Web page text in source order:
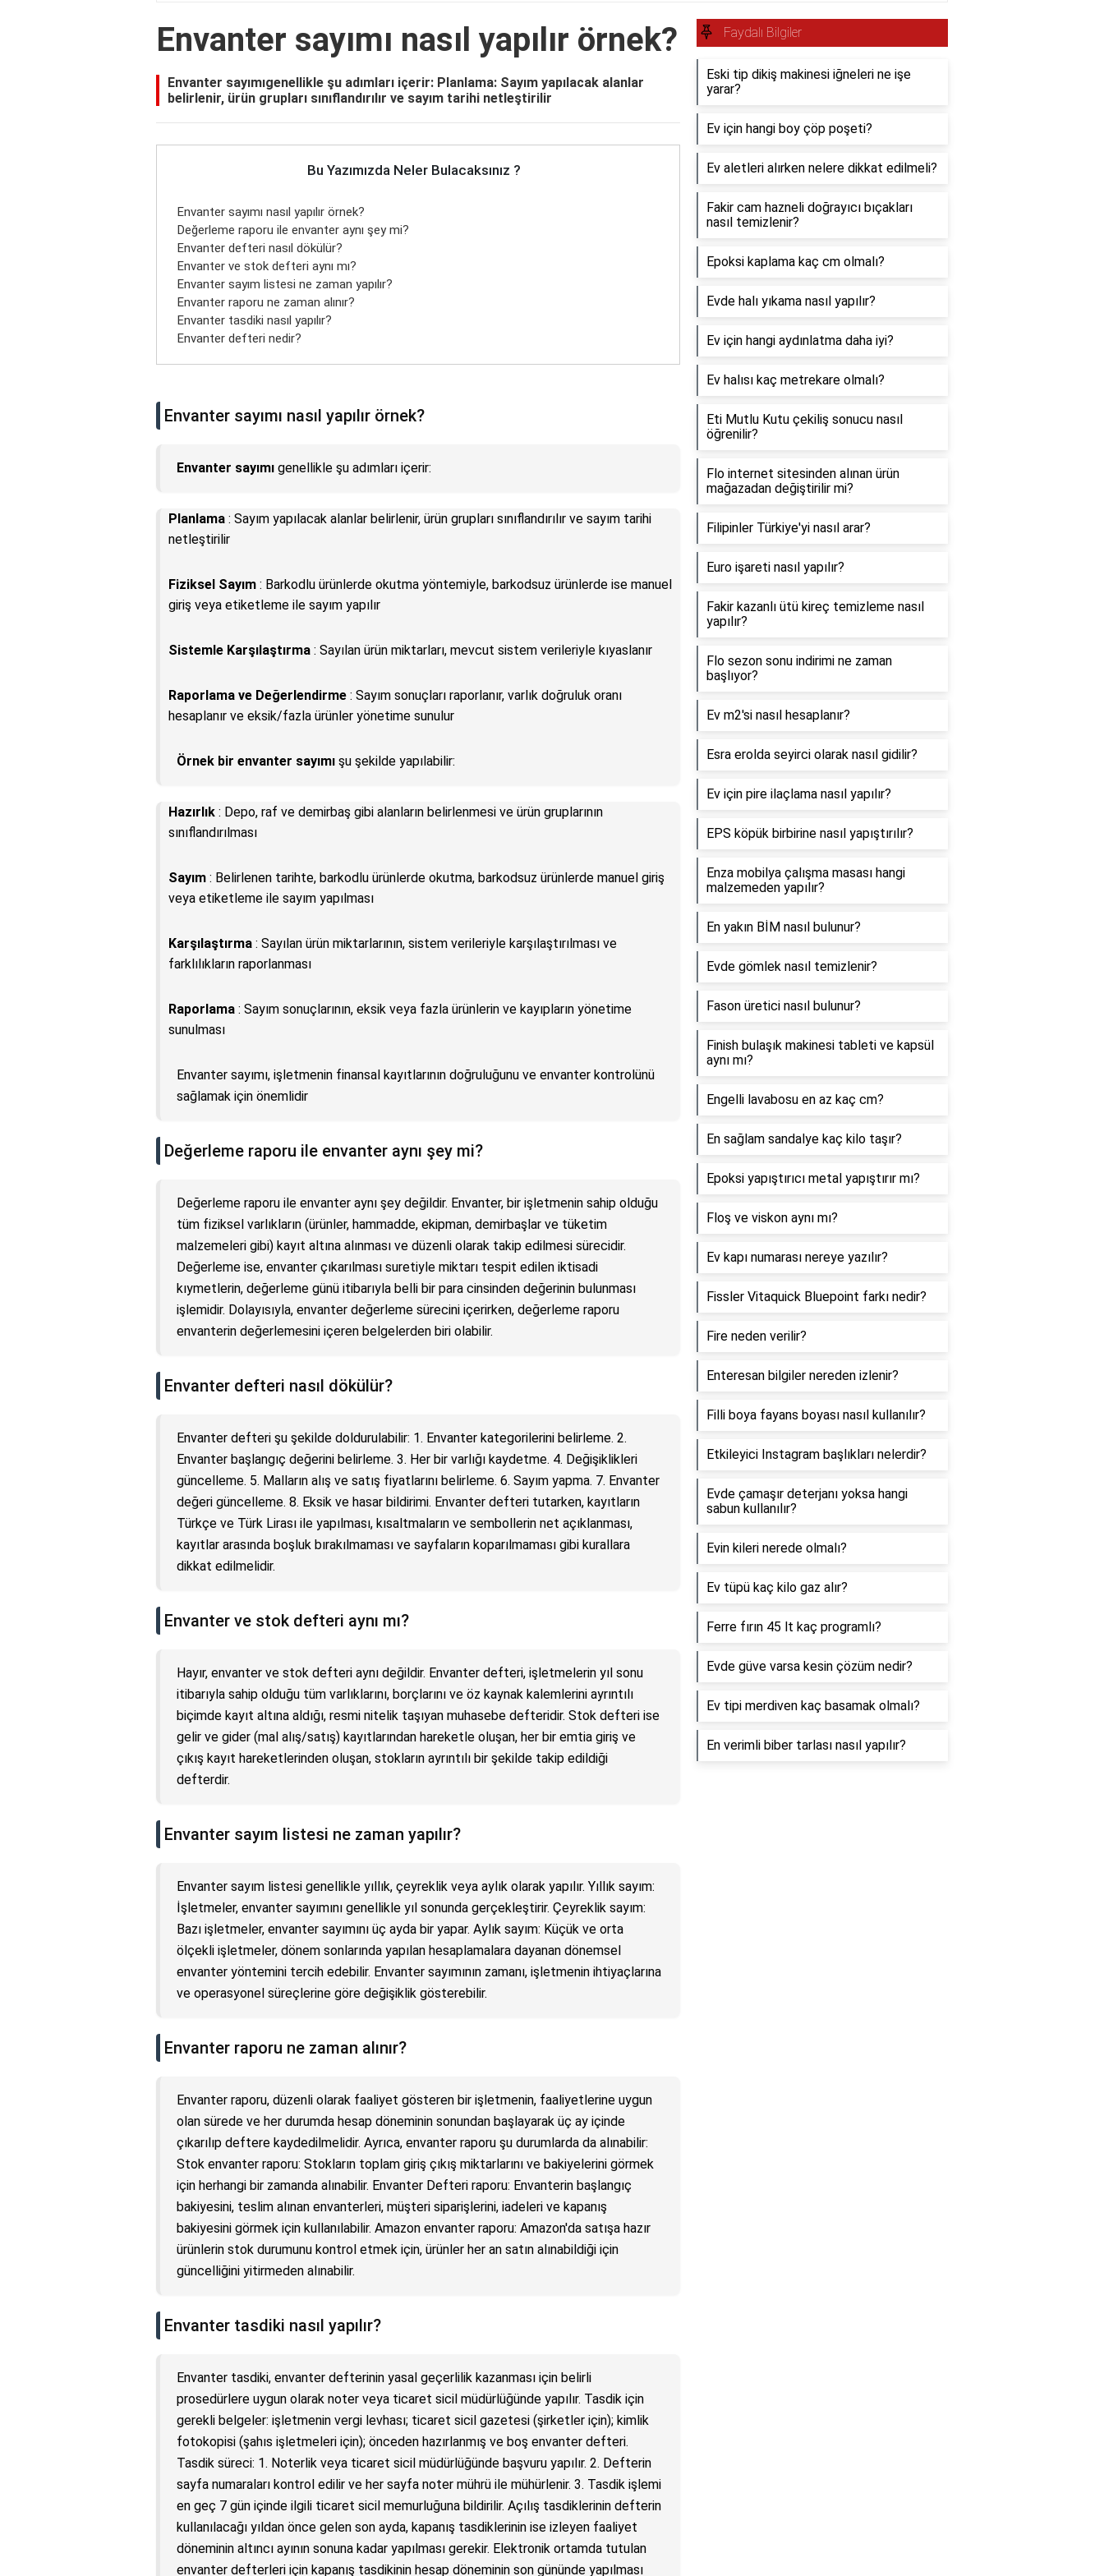
Envanter sayımı nasıl yapılır örnek?
Envanter sayımıgenellikle şu adımları içerir: Planlama: Sayım yapılacak alanlar
belirlenir, ürün grupları sınıflandırılır ve sayım tarihi netleştirilir
Bu Yazımızda Neler Bulacaksınız ?
Envanter sayımı nasıl yapılır örnek?
Değerleme raporu ile envanter aynı şey mi?
Envanter defteri nasıl dökülür?
Envanter ve stok defteri aynı mı?
Envanter sayım listesi ne zaman yapılır?
Envanter raporu ne zaman alınır?
Envanter tasdiki nasıl yapılır?
Envanter defteri nedir?
Envanter sayımı nasıl yapılır örnek?
Envanter sayımı genellikle şu adımları içerir:
Planlama : Sayım yapılacak alanlar belirlenir, ürün grupları sınıflandırılır ve sayım tarihi
netleştirilir
Fiziksel Sayım : Barkodlu ürünlerde okutma yöntemiyle, barkodsuz ürünlerde ise manuel
giriş veya etiketleme ile sayım yapılır
Sistemle Karşılaştırma : Sayılan ürün miktarları, mevcut sistem verileriyle kıyaslanır
Raporlama ve Değerlendirme : Sayım sonuçları raporlanır, varlık doğruluk oranı
hesaplanır ve eksik/fazla ürünler yönetime sunulur
Örnek bir envanter sayımı şu şekilde yapılabilir:
Hazırlık : Depo, raf ve demirbaş gibi alanların belirlenmesi ve ürün gruplarının
sınıflandırılması
Sayım : Belirlenen tarihte, barkodlu ürünlerde okutma, barkodsuz ürünlerde manuel giriş
veya etiketleme ile sayım yapılması
Karşılaştırma : Sayılan ürün miktarlarının, sistem verileriyle karşılaştırılması ve
farklılıkların raporlanması
Raporlama : Sayım sonuçlarının, eksik veya fazla ürünlerin ve kayıpların yönetime
sunulması
Envanter sayımı, işletmenin finansal kayıtlarının doğruluğunu ve envanter kontrolünü
sağlamak için önemlidir
Değerleme raporu ile envanter aynı şey mi?
Değerleme raporu ile envanter aynı şey değildir. Envanter, bir işletmenin sahip olduğu
tüm fiziksel varlıkların (ürünler, hammadde, ekipman, demirbaşlar ve tüketim
malzemeleri gibi) kayıt altına alınması ve düzenli olarak takip edilmesi sürecidir.
Değerleme ise, envanter çıkarılması suretiyle miktarı tespit edilen iktisadi
kıymetlerin, değerleme günü itibarıyla belli bir para cinsinden değerinin bulunması
işlemidir. Dolayısıyla, envanter değerleme sürecini içerirken, değerleme raporu
envanterin değerlemesini içeren belgelerden biri olabilir.
Envanter defteri nasıl dökülür?
Envanter defteri şu şekilde doldurulabilir: 1. Envanter kategorilerini belirleme. 2.
Envanter başlangıç değerini belirleme. 3. Her bir varlığı kaydetme. 4. Değişiklikleri
güncelleme. 5. Malların alış ve satış fiyatlarını belirleme. 6. Sayım yapma. 7. Envanter
değeri güncelleme. 8. Eksik ve hasar bildirimi. Envanter defteri tutarken, kayıtların
Türkçe ve Türk Lirası ile yapılması, kısaltmaların ve sembollerin net açıklanması,
kayıtlar arasında boşluk bırakılmaması ve sayfaların koparılmaması gibi kurallara
dikkat edilmelidir.
Envanter ve stok defteri aynı mı?
Hayır, envanter ve stok defteri aynı değildir. Envanter defteri, işletmelerin yıl sonu
itibarıyla sahip olduğu tüm varlıklarını, borçlarını ve öz kaynak kalemlerini ayrıntılı
biçimde kayıt altına aldığı, resmi nitelik taşıyan muhasebe defteridir. Stok defteri ise
gelir ve gider (mal alış/satış) kayıtlarından hareketle oluşan, her bir emtia giriş ve
çıkış kayıt hareketlerinden oluşan, stokların ayrıntılı bir şekilde takip edildiği
defterdir.
Envanter sayım listesi ne zaman yapılır?
Envanter sayım listesi genellikle yıllık, çeyreklik veya aylık olarak yapılır. Yıllık sayım:
İşletmeler, envanter sayımını genellikle yıl sonunda gerçekleştirir. Çeyreklik sayım:
Bazı işletmeler, envanter sayımını üç ayda bir yapar. Aylık sayım: Küçük ve orta
ölçekli işletmeler, dönem sonlarında yapılan hesaplamalara dayanan dönemsel
envanter yöntemini tercih edebilir. Envanter sayımının zamanı, işletmenin ihtiyaçlarına
ve operasyonel süreçlerine göre değişiklik gösterebilir.
Envanter raporu ne zaman alınır?
Envanter raporu, düzenli olarak faaliyet gösteren bir işletmenin, faaliyetlerine uygun
olan sürede ve her durumda hesap döneminin sonundan başlayarak üç ay içinde
çıkarılıp deftere kaydedilmelidir. Ayrıca, envanter raporu şu durumlarda da alınabilir:
Stok envanter raporu: Stokların toplam giriş çıkış miktarlarını ve bakiyelerini görmek
için herhangi bir zamanda alınabilir. Envanter Defteri raporu: Envanterin başlangıç
bakiyesini, teslim alınan envanterleri, müşteri siparişlerini, iadeleri ve kapanış
bakiyesini görmek için kullanılabilir. Amazon envanter raporu: Amazon'da satışa hazır
ürünlerin stok durumunu kontrol etmek için, ürünler her an satın alınabildiği için
güncelliğini yitirmeden alınabilir.
Envanter tasdiki nasıl yapılır?
Envanter tasdiki, envanter defterinin yasal geçerlilik kazanması için belirli
prosedürlere uygun olarak noter veya ticaret sicil müdürlüğünde yapılır. Tasdik için
gerekli belgeler: işletmenin vergi levhası; ticaret sicil gazetesi (şirketler için); kimlik
fotokopisi (şahıs işletmeleri için); önceden hazırlanmış ve boş envanter defteri.
Tasdik süreci: 1. Noterlik veya ticaret sicil müdürlüğünde başvuru yapılır. 2. Defterin
sayfa numaraları kontrol edilir ve her sayfa noter mührü ile mühürlenir. 3. Tasdik işlemi
en geç 7 gün içinde ilgili ticaret sicil memurluğuna bildirilir. Açılış tasdiklerinin defterin
kullanılacağı yıldan önce gelen son ayda, kapanış tasdiklerinin ise izleyen faaliyet
döneminin altıncı ayının sonuna kadar yapılması gerekir. Elektronik ortamda tutulan
envanter defterleri için kapanış tasdikinin hesap döneminin son gününde yapılması
Faydalı Bilgiler
Eski tip dikiş makinesi iğneleri ne işe
yarar?
Ev için hangi boy çöp poşeti?
Ev aletleri alırken nelere dikkat edilmeli?
Fakir cam hazneli doğrayıcı bıçakları
nasıl temizlenir?
Epoksi kaplama kaç cm olmalı?
Evde halı yıkama nasıl yapılır?
Ev için hangi aydınlatma daha iyi?
Ev halısı kaç metrekare olmalı?
Eti Mutlu Kutu çekiliş sonucu nasıl
öğrenilir?
Flo internet sitesinden alınan ürün
mağazadan değiştirilir mi?
Filipinler Türkiye'yi nasıl arar?
Euro işareti nasıl yapılır?
Fakir kazanlı ütü kireç temizleme nasıl
yapılır?
Flo sezon sonu indirimi ne zaman
başlıyor?
Ev m2'si nasıl hesaplanır?
Esra erolda seyirci olarak nasıl gidilir?
Ev için pire ilaçlama nasıl yapılır?
EPS köpük birbirine nasıl yapıştırılır?
Enza mobilya çalışma masası hangi
malzemeden yapılır?
En yakın BİM nasıl bulunur?
Evde gömlek nasıl temizlenir?
Fason üretici nasıl bulunur?
Finish bulaşık makinesi tableti ve kapsül
aynı mı?
Engelli lavabosu en az kaç cm?
En sağlam sandalye kaç kilo taşır?
Epoksi yapıştırıcı metal yapıştırır mı?
Floş ve viskon aynı mı?
Ev kapı numarası nereye yazılır?
Fissler Vitaquick Bluepoint farkı nedir?
Fire neden verilir?
Enteresan bilgiler nereden izlenir?
Filli boya fayans boyası nasıl kullanılır?
Etkileyici Instagram başlıkları nelerdir?
Evde çamaşır deterjanı yoksa hangi
sabun kullanılır?
Evin kileri nerede olmalı?
Ev tüpü kaç kilo gaz alır?
Ferre fırın 45 lt kaç programlı?
Evde güve varsa kesin çözüm nedir?
Ev tipi merdiven kaç basamak olmalı?
En verimli biber tarlası nasıl yapılır?